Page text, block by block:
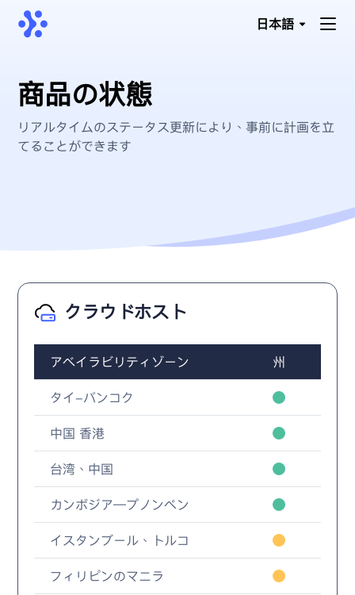
日本語
商品の状態
リアルタイムのステータス更新により、事前に計画を立
てることができます
クラウドホスト
アベイラビリティゾーン 州
タイ-バンコク
中国 香港
台湾、中国
カンボジア—プノンペン
イスタンブール、トルコ
フィリピンのマニラ